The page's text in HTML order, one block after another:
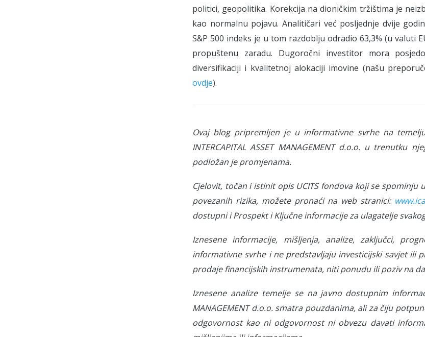
politici, geopolitika. Korekcija na dioničkim tržištima je
kao normalnu pojavu. Analitičari već posljednje dvije
S&P 500 indeks je u tom razdoblju odradio 63,3% (u valuti
propuštenu zaradu. Dugoročni investitor mora
diversifikaciji i kvalitetnoj alokaciji imovine (našu
ovdje).
Ovaj blog pripremljen je u informativne svrhe na
INTERCAPITAL ASSET MANAGEMENT d.o.o. u trenutku
podložan je promjenama.
Cjelovit, točan i istinit opis UCITS fondova koji se spominju
povezanih rizika, možete pronaći na web stranici:
dostupni i Prospekt i Ključne informacije za ulagatelje
Iznesene informacije, mišljenja, analize, zaključci,
informativne svrhe i ne predstavljaju investicijski savjet ili
prodaje financijskih instrumenata, niti ponudu ili poziv na
Iznesene analize temelje se na javno dostupnim
MANAGEMENT d.o.o. smatra pouzdanima, ali za čiju
odgovornost kao ni odgovornost ni obvezu davati